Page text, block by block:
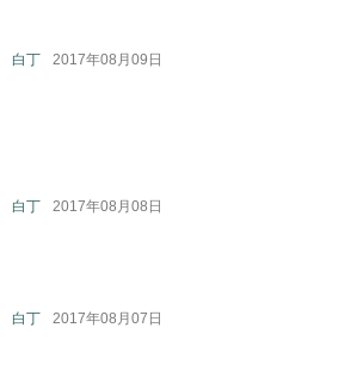
白丁 2017年08月09日
白丁 2017年08月08日
白丁 2017年08月07日